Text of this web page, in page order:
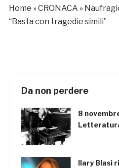
Home »CRONACA »
“Basta con tragedie simili”
Da non perdere
8
Ilary Blasi